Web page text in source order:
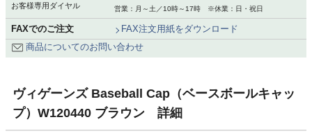
お客様専用ダイヤル 営業：月～土／10時～17時 ※休業：日・祝日
FAXでのご注文
FAX注文用紙をダウンロード
商品についてのお問い合わせ
ヴィゲーンズ Baseball Cap（ベースボールキャッ
プ）W120440 ブラウン 詳細